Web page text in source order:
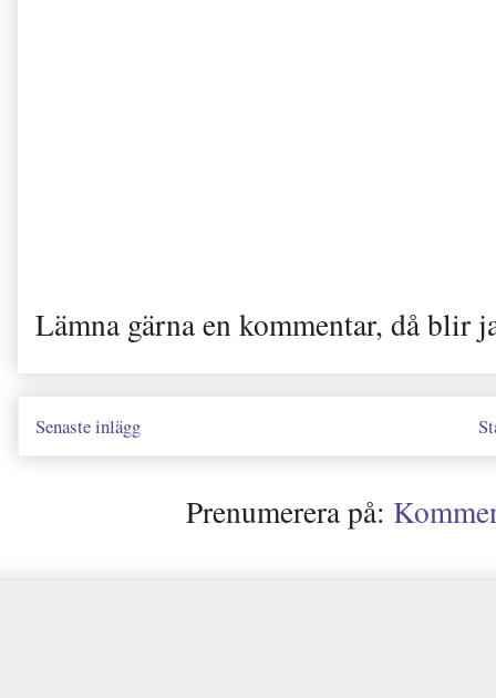
Lämna gärna en kommentar, då blir
Senaste inlägg
Prenumerera på: